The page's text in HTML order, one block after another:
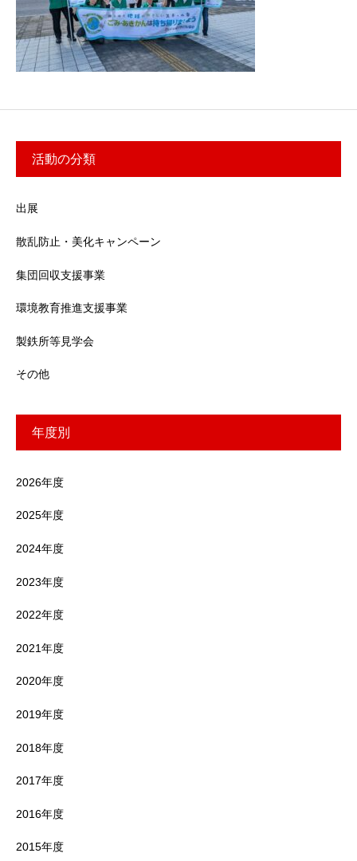
活動の分類
出展
散乱防止・美化キャンペーン
集団回収支援事業
環境教育推進支援事業
製鉄所等見学会
その他
年度別
2026年度
2025年度
2024年度
2023年度
2022年度
2021年度
2020年度
2019年度
2018年度
2017年度
2016年度
2015年度